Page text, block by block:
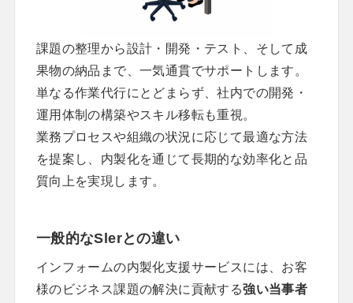
課題の整理から設計・開発・テスト、そして成
果物の納品まで、一気通貫でサポートします。
単なる作業代行にとどまらず、社内での開発・
運用体制の構築やスキル移転も重視。
業務プロセスや組織の状況に応じて最適な方法
を提案し、内製化を通じて長期的な効率化と品
質向上を実現します。
一般的なSlerとの違い
インフォームの内製化支援サービスには、お客
様のビジネス課題の解決に貢献する強い当事者